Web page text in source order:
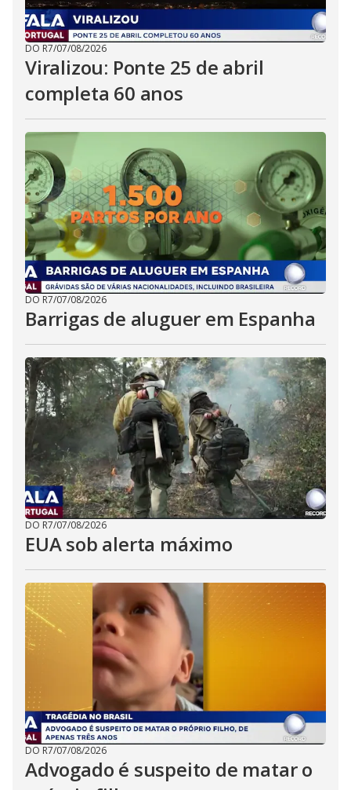
DO R7/07/08/2026
Viralizou: Ponte 25 de abril
completa 60 anos
DO R7/07/08/2026
Barrigas de aluguer em Espanha
DO R7/07/08/2026
EUA sob alerta máximo
DO R7/07/08/2026
Advogado é suspeito de matar o